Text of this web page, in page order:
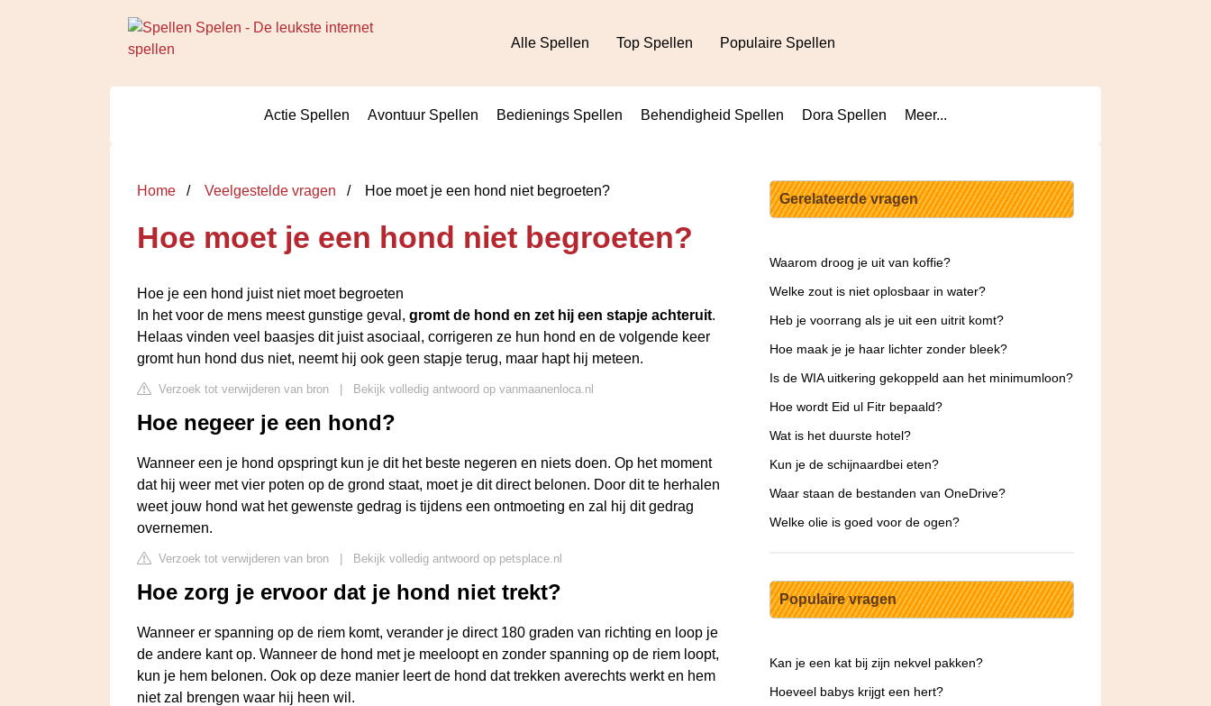
Alle Spellen Top Spellen Populaire Spellen
Actie Spellen Avontuur Spellen Bedienings Spellen Behendigheid Spellen Dora Spellen Meer...
Home Veelgestelde vragen Hoe moet je een hond niet begroeten?
Hoe moet je een hond niet begroeten?
Hoe je een hond juist niet moet begroeten
In het voor de mens meest gunstige geval, gromt de hond en zet hij een stapje achteruit.
Helaas vinden veel baasjes dit juist asociaal, corrigeren ze hun hond en de volgende keer
gromt hun hond dus niet, neemt hij ook geen stapje terug, maar hapt hij meteen.
Verzoek tot verwijderen van bron Bekijk volledig antwoord op vanmaanenloca.nl
Hoe negeer je een hond?
Wanneer een je hond opspringt kun je dit het beste negeren en niets doen. Op het moment
dat hij weer met vier poten op de grond staat, moet je dit direct belonen. Door dit te herhalen
weet jouw hond wat het gewenste gedrag is tijdens een ontmoeting en zal hij dit gedrag
overnemen.
Verzoek tot verwijderen van bron Bekijk volledig antwoord op petsplace.nl
Hoe zorg je ervoor dat je hond niet trekt?
Wanneer er spanning op de riem komt, verander je direct 180 graden van richting en loop je
de andere kant op. Wanneer de hond met je meeloopt en zonder spanning op de riem loopt,
kun je hem belonen. Ook op deze manier leert de hond dat trekken averechts werkt en hem
niet zal brengen waar hij heen wil.
Gerelateerde vragen
Waarom droog je uit van koffie?
Welke zout is niet oplosbaar in water?
Heb je voorrang als je uit een uitrit komt?
Hoe maak je je haar lichter zonder bleek?
Is de WIA uitkering gekoppeld aan het minimumloon?
Hoe wordt Eid ul Fitr bepaald?
Wat is het duurste hotel?
Kun je de schijnaardbei eten?
Waar staan de bestanden van OneDrive?
Welke olie is goed voor de ogen?
Populaire vragen
Kan je een kat bij zijn nekvel pakken?
Hoeveel babys krijgt een hert?